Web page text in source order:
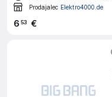
Prodajalec Elektro4000.de
6 53 €